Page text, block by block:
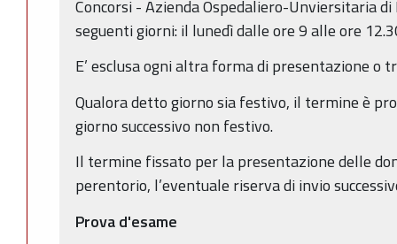
Concorsi - Azienda Ospedaliero-Unviersitaria
seguenti giorni: il lunedì dalle ore 9 alle ore
E’ esclusa ogni altra forma di presentazione o
Qualora detto giorno sia festivo, il termine è
giorno successivo non festivo.
Il termine fissato per la presentazione delle
perentorio, l’eventuale riserva di invio
Prova d'esame